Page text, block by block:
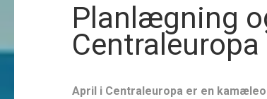
Planlægning
Centraleuropa
April i Centraleuropa er en